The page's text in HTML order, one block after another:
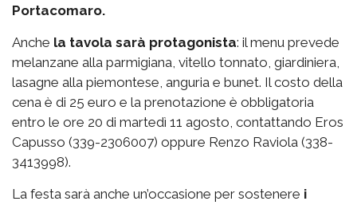
Portacomaro.
Anche la tavola sarà protagonista: il menu prevede
melanzane alla parmigiana, vitello tonnato, giardiniera,
lasagne alla piemontese, anguria e bunet. Il costo della
cena è di 25 euro e la prenotazione è obbligatoria
entro le ore 20 di martedì 11 agosto, contattando Eros
Capusso (339-2306007) oppure Renzo Raviola (338-
3413998).
La festa sarà anche un’occasione per sostenere i